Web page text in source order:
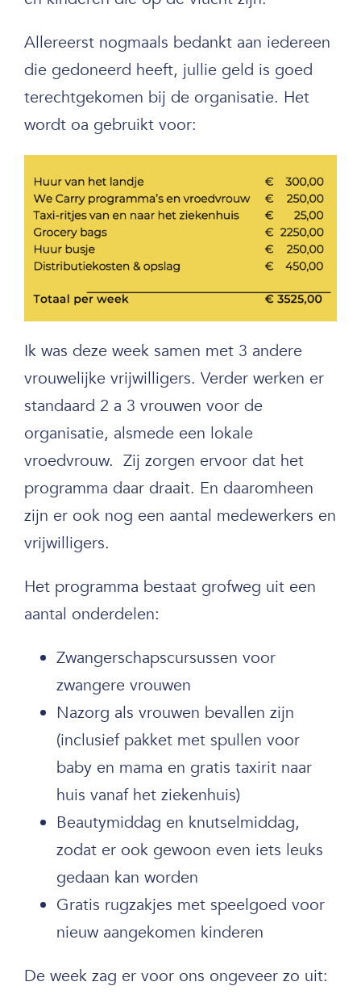
Allereerst nogmaals bedankt aan iedereen
die gedoneerd heeft, jullie geld is goed
terechtgekomen bij de organisatie. Het
wordt oa gebruikt voor:
Ik was deze week samen met 3 andere
vrouwelijke vrijwilligers. Verder werken er
standaard 2 a 3 vrouwen voor de
organisatie, alsmede een lokale
vroedvrouw. Zij zorgen ervoor dat het
programma daar draait. En daaromheen
zijn er ook nog een aantal medewerkers en
vrijwilligers.
Het programma bestaat grofweg uit een
aantal onderdelen:
Zwangerschapscursussen voor
zwangere vrouwen
Nazorg als vrouwen bevallen zijn
(inclusief pakket met spullen voor
baby en mama en gratis taxirit naar
huis vanaf het ziekenhuis)
Beautymiddag en knutselmiddag,
zodat er ook gewoon even iets leuks
gedaan kan worden
Gratis rugzakjes met speelgoed voor
nieuw aangekomen kinderen
De week zag er voor ons ongeveer zo uit: